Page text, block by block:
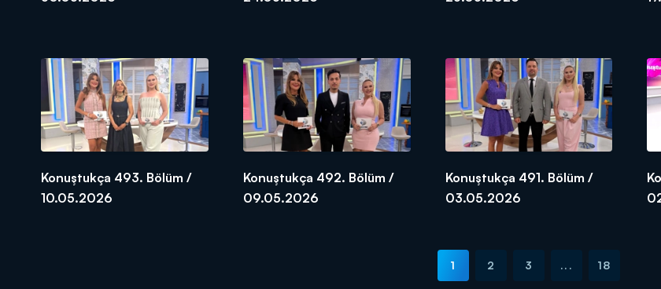
Konuştukça 493. Bölüm /
10.05.2026
Konuştukça 492. Bölüm /
09.05.2026
Konuştukça 491. Bölüm /
03.05.2026
1 2 3 ... 18